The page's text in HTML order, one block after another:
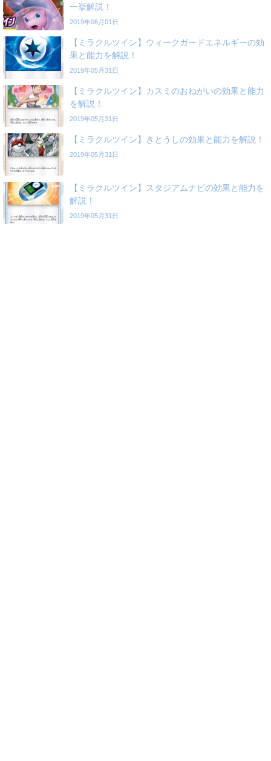
一挙解説！
2019年06月01日
【ミラクルツイン】ウィークガードエネルギーの効
果と能力を解説！
2019年05月31日
【ミラクルツイン】カスミのおねがいの効果と能力
を解説！
2019年05月31日
【ミラクルツイン】きとうしの効果と能力を解説！
2019年05月31日
【ミラクルツイン】スタジアムナビの効果と能力を
解説！
2019年05月31日